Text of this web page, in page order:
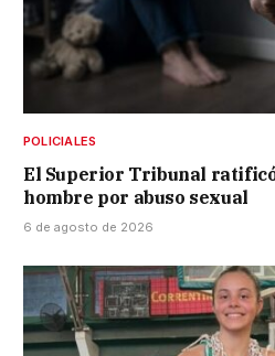
POLICIALES
El Superior Tribunal
hombre por abuso sexual
6 de agosto de 2026